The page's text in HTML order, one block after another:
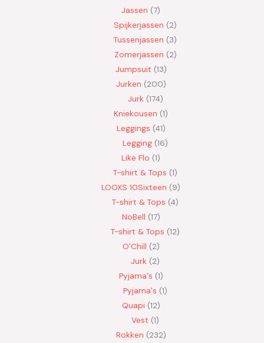
Jassen 7
Spijkerjassen
2
Tussenjassen
3
Zomerjassen 2
Jumpsuit 13
Jurken 200
Jurk 174
Kniekousen 1
Leggings 41
Legging 16
Like Flo 1
T-shirt & Tops 1
LOOXS 10Sixteen
9
T-shirt & Tops 4
NoBell 17
T-shirt & Tops 12
O'Chill 2
Jurk
2
Pyjama's 1
Pyjama's 1
Quapi 12
Vest 1
Rokken 232